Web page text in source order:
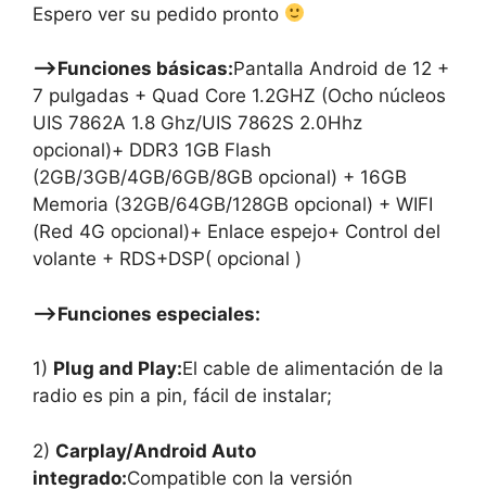
Espero ver su pedido pronto
—–>Funciones básicas:Pantalla Android de 12 +
7 pulgadas + Quad Core 1.2GHZ (Ocho núcleos
UIS 7862A 1.8 Ghz/UIS 7862S 2.0Hhz
opcional)+ DDR3 1GB Flash
(2GB/3GB/4GB/6GB/8GB opcional) + 16GB
Memoria (32GB/64GB/128GB opcional) + WIFI
(Red 4G opcional)+ Enlace espejo+ Control del
volante + RDS+DSP( opcional )
—–>Funciones especiales:
1) Plug and Play:El cable de alimentación de la
radio es pin a pin, fácil de instalar;
2) Carplay/Android Auto
integrado:Compatible con la versión